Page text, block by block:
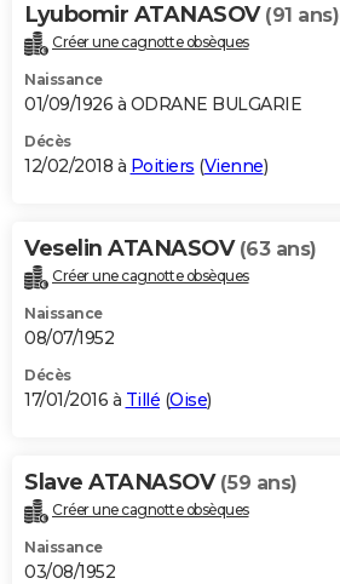
Lyubomir ATANASOV (91 ans)
Créer une cagnotte obsèques
Naissance
01/09/1926 à ODRANE BULGARIE
Décès
12/02/2018 à Poitiers (Vienne)
Veselin ATANASOV (63 ans)
Créer une cagnotte obsèques
Naissance
08/07/1952
Décès
17/01/2016 à Tillé (Oise)
Slave ATANASOV (59 ans)
Créer une cagnotte obsèques
Naissance
03/08/1952